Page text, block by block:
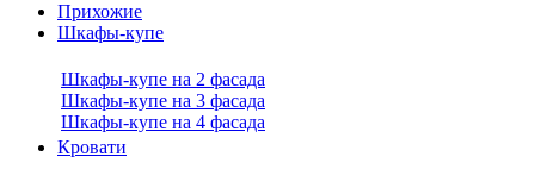
Прихожие
Шкафы-купе
Шкафы-купе на 2 фасада
Шкафы-купе на 3 фасада
Шкафы-купе на 4 фасада
Кровати